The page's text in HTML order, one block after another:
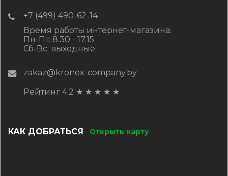
+7 (499) 490-62-14
Время работы интернет-магазина:
Пн-Пт: 8.30 - 17.15
Сб-Вс: выходные
zakaz@kronex-company.by
Рейтинг 4.2 ★ ★ ★ ★ ★
КАК ДОБРАТЬСЯ Открыть карту